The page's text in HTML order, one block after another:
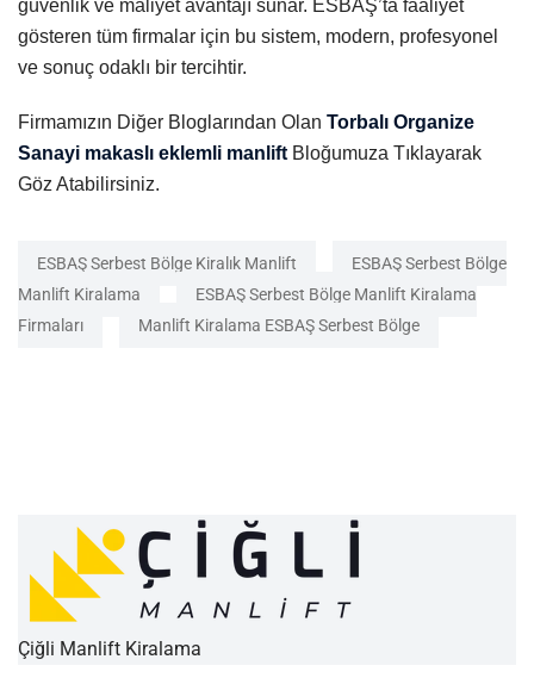
güvenlik ve maliyet avantajı sunar. ESBAŞ’ta faaliyet
gösteren tüm firmalar için bu sistem, modern, profesyonel
ve sonuç odaklı bir tercihtir.
Firmamızın Diğer Bloglarından Olan Torbalı Organize
Sanayi makaslı eklemli manlift Bloğumuza Tıklayarak
Göz Atabilirsiniz.
ESBAŞ Serbest Bölge Kiralık Manlift
ESBAŞ Serbest Bölge
Manlift Kiralama
ESBAŞ Serbest Bölge Manlift Kiralama
Firmaları
Manlift Kiralama ESBAŞ Serbest Bölge
Çiğli Manlift Kiralama